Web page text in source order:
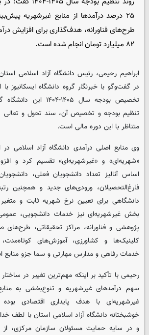
۲۵ درصد درآمدها از منابع غیرشهریه
طرح‌های فناورانه، هدف‌گذاری برای افزایش
۸۲ میلیارد تومان انجام شده است.
ابراهیم رحیمی، رئیس دانشگاه آزاد اسلامی
در گفت‌وگو با خبرنگار گروه دانشگاه ایسکانیوز
تخصیص بودجه سال ۱۴۰۵-
تنظیم بودجه و تخصیص آن، سند تحول و
متناظر با این دوره مالی است.
وی منابع اصلی درآمدی دانشگاه آزاد اسلامی
«شهریه‌ای» و «غیرشهریه‌ای» تقسیم کرد و
اساس آنالیز تعداد دانشجویان فعلی،
فارغ‌التحصیلان، ورودی‌های جدید و همچنین
دانشگاهی برای تعیین نرخ شهریه ثابت و
بخش غیرشهریه‌ای نیز خدمات دانشجویی،
پژوهشی و فناورانه، مراکز تحقیقاتی، طرح‌های
کلینیک‌ها و کشاورزی، آموزش‌های
خدمات رفاهی و مدارس مهارتی و سما جزو منابع
رحیمی با تأکید بر اینکه مهم‌ترین تغییر در
سهم درآمدهای غیرشهریه و تنوع‌بخشی به
غیرشهریه‌ای با هدف پایداری اقتصادی
خوشبختانه دانشگاه آزاد اسلامی استان با لطف
و در سایه حمایت مسئولان سازمان مرکزی، از